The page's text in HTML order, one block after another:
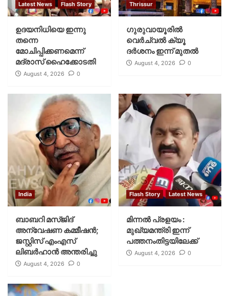
Latest News Flash Story
ഉദയനിധിയെ ഇന്നു
തന്നെ
മോചിപ്പിക്കണമെന്ന്
മദ്രാസ് ഹൈക്കോടതി
August 4, 2026 0
Thrissur
ഗുരുവായൂരില്‍
വെര്‍ച്വല്‍ ക്യൂ
ദര്‍ശനം ഇന്ന് മുതല്‍
August 4, 2026 0
India
ബാബറി മസ്ജിദ്
അന്വേഷണ കമ്മീഷന്‍;
ജസ്റ്റിസ് എംഎസ്
ലിബര്‍ഹാന്‍ അന്തരിച്ചു
August 4, 2026 0
Flash Story Latest News
മിന്നല്‍ പ്രളയം :
മുഖ്യമന്ത്രി ഇന്ന്
പത്തനംതിട്ടയിലേക്ക്
August 4, 2026 0